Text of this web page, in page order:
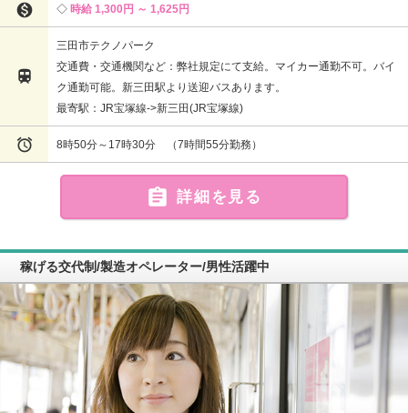
 時給 1,300円 ～ 1,625円

三田市テクノパーク
交通費・交通機関など：弊社規定にて支給。マイカー通勤不可。バイ
ク通勤可能。新三田駅より送迎バスあります。
最寄駅：JR宝塚線->新三田(JR宝塚線)
 8時50分～17時30分 （7時間55分勤務）
 詳細を見る
稼げる交代制/製造オペレーター/男性活躍中